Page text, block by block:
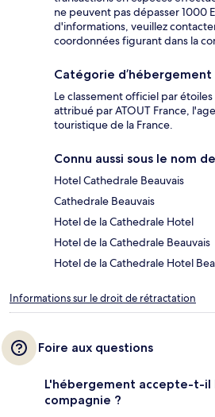
ne peuvent pas dépasser 1000
d'informations, veuillez
coordonnées figurant dans la
Catégorie d’hébergement
Le classement officiel par
attribué par ATOUT France,
touristique de la France.
Connu aussi sous le nom de
Hotel Cathedrale Beauvais
Cathedrale Beauvais
Hotel de la Cathedrale Hotel
Hotel de la Cathedrale Beauvais
Hotel de la Cathedrale Hotel
Informations sur le droit de rétractation
Foire aux questions
L'hébergement accepte-t-il
compagnie ?